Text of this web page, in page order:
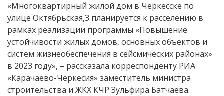
«Многоквартирный жилой дом в Черкесске по
улице Октябрьская,3 планируется к расселению в
рамках реализации программы «Повышение
устойчивости жилых домов, основных объектов и
систем жизнеобеспечения в сейсмических районах»
в 2023 году», – рассказала корреспонденту РИА
«Карачаево-Черкесия» заместитель министра
строительства и ЖКХ КЧР Зульфира Батчаева.